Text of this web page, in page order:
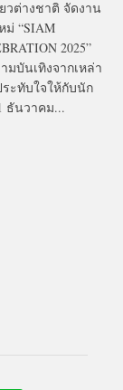
วต่างชาติ จัดงาน
ม่ “SIAM
2025”
มบันเทิงจากเหล่า
ะทับใจให้กับนัก
ธันวาคม...